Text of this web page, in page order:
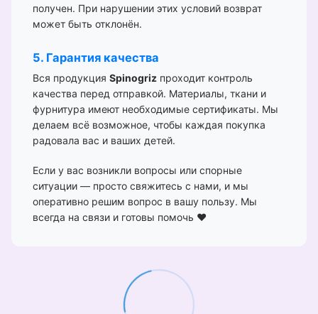
получен. При нарушении этих условий возврат
может быть отклонён.
5. Гарантия качества
Вся продукция Spinogriz проходит контроль
качества перед отправкой. Материалы, ткани и
фурнитура имеют необходимые сертификаты. Мы
делаем всё возможное, чтобы каждая покупка
радовала вас и ваших детей.
Если у вас возникли вопросы или спорные
ситуации — просто свяжитесь с нами, и мы
оперативно решим вопрос в вашу пользу. Мы
всегда на связи и готовы помочь ❤️